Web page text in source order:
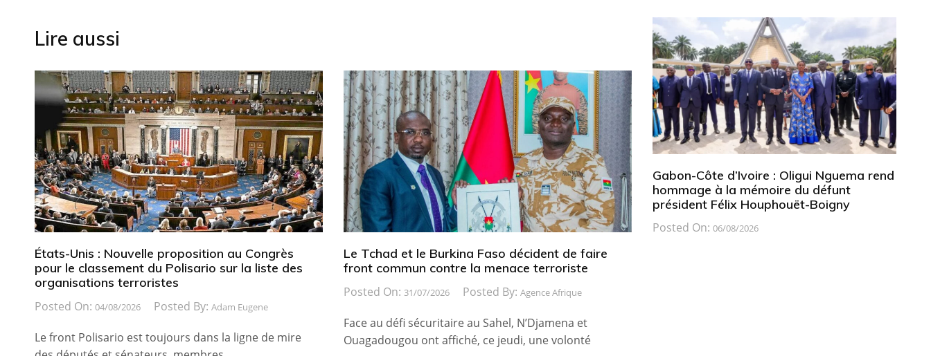
Lire aussi
États-Unis : Nouvelle proposition au Congrès
pour le classement du Polisario sur la liste des
organisations terroristes
Posted On: 04/08/2026 Posted By: Adam Eugene
Le front Polisario est toujours dans la ligne de mire
Le Tchad et le Burkina Faso décident de faire
front commun contre la menace terroriste
Posted On: 31/07/2026 Posted By: Agence Afrique
Face au défi sécuritaire au Sahel, N’Djamena et
Ouagadougou ont affiché, ce jeudi, une volonté
Gabon-Côte d’Ivoire : Oligui Nguema rend
hommage à la mémoire du défunt
président Félix Houphouët-Boigny
Posted On: 06/08/2026